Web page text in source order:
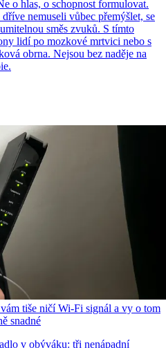
o hlas, o schopnost formulovat.
nemuseli vůbec přemýšlet, se
směs zvuků. S tímto
lidí po mozkové mrtvici nebo s
obrna. Nejsou bez naděje na
tiše ničí Wi-Fi signál a vy o tom
snadné
v obýváku: tři nenápadní